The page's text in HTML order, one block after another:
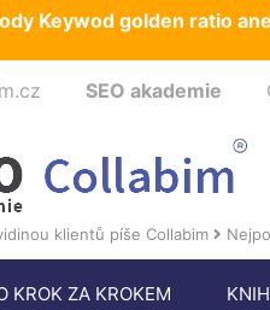
Keywod golden ratio
SEO akademie
klientů píše Collabim
KROK ZA KROKEM